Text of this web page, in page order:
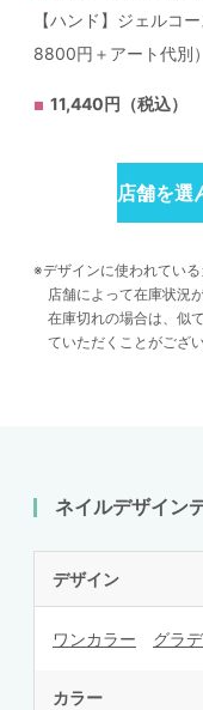
【ハンド】ジェルコ
8800円＋アート代別
11,440円（税込）
店舗を選
デザインに使われてい
店舗によって在庫状況
在庫切れの場合は、似
ていただくことがござ
ネイルデザイン
デザイン
ワンカラー グラ
カラー